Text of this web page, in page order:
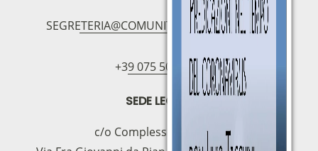
SEGRETERIA@COMUNITAMAGNIFICAT.ORG
+39 075 5094797
SEDE LEGALE
c/o Complesso S.Manno